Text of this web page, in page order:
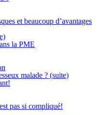
et beaucoup d’avantages
la PME
malade ? (suite)
pas si compliqué!